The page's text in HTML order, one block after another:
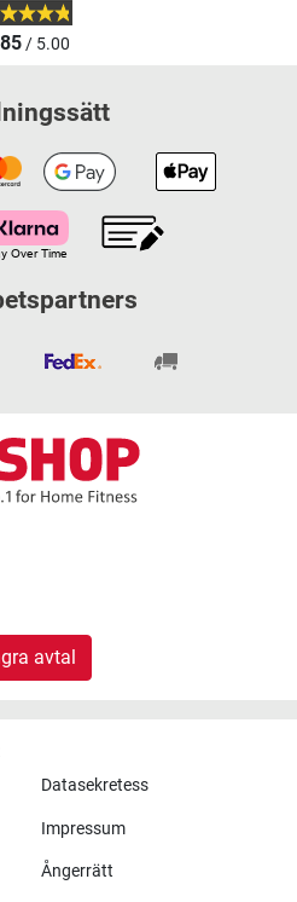
/ 5.00
avtal
Datasekretess
Impressum
Ångerrätt